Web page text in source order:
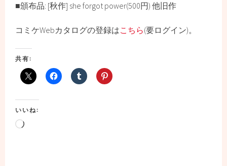
■頒布品: [秋作] she forgot power(500円) 他旧作
コミケWebカタログの登録はこちら(要ログイン)。
共有:
いいね:
読